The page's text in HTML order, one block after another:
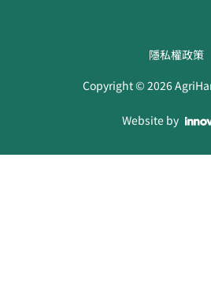
隱私權政策
Copyright ©2026
Website by